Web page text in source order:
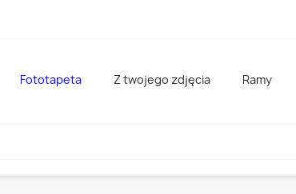
Fototapeta Z twojego zdjęcia Ramy